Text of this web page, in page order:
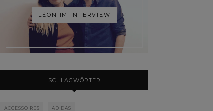
LÉON IM INTERVIEW
SCHLAGWÖRTER
ACCESSOIRES ADIDAS